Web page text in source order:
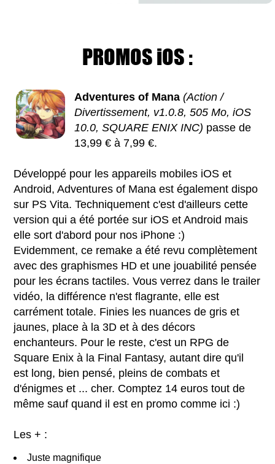
PROMOS iOS :
Adventures of Mana (Action /
Divertissement, v1.0.8, 505 Mo, iOS
10.0, SQUARE ENIX INC) passe de
13,99 € à 7,99 €.
Développé pour les appareils mobiles iOS et
Android, Adventures of Mana est également dispo
sur PS Vita. Techniquement c'est d'ailleurs cette
version qui a été portée sur iOS et Android mais
elle sort d'abord pour nos iPhone :)
Evidemment, ce remake a été revu complètement
avec des graphismes HD et une jouabilité pensée
pour les écrans tactiles. Vous verrez dans le trailer
vidéo, la différence n'est flagrante, elle est
carrément totale. Finies les nuances de gris et
jaunes, place à la 3D et à des décors
enchanteurs. Pour le reste, c'est un RPG de
Square Enix à la Final Fantasy, autant dire qu'il
est long, bien pensé, pleins de combats et
d'énigmes et ... cher. Comptez 14 euros tout de
même sauf quand il est en promo comme ici :)
Les + :
Juste magnifique